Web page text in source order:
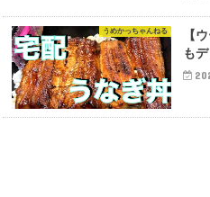
うめかっちゃんねる
【
も